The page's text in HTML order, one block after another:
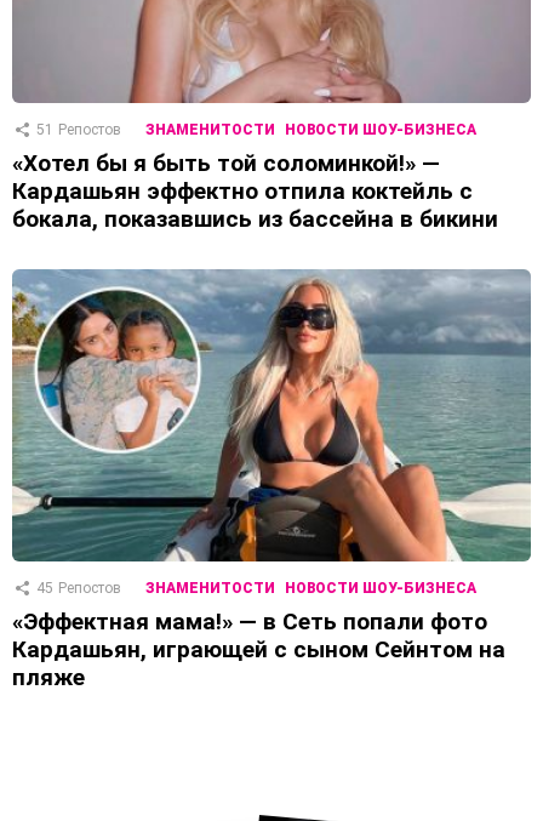
51 Репостов ЗНАМЕНИТОСТИ НОВОСТИ ШОУ-БИЗНЕСА
«Хотел бы я быть той соломинкой!» —
Кардашьян эффектно отпила коктейль с
бокала, показавшись из бассейна в бикини
45 Репостов ЗНАМЕНИТОСТИ НОВОСТИ ШОУ-БИЗНЕСА
«Эффектная мама!» — в Сеть попали фото
Кардашьян, играющей с сыном Сейнтом на
пляже